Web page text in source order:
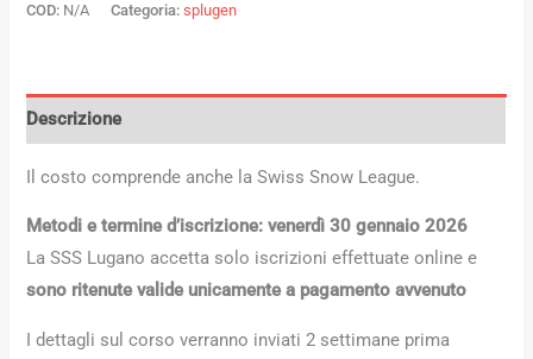
COD: N/A Categoria:splugen
Descrizione
Il costo comprende anche la Swiss Snow League.
Metodi e termine d’iscrizione: venerdì 30 gennaio 2026
La SSS Lugano accetta solo iscrizioni effettuate online e
sono ritenute valide unicamente a pagamento avvenuto
I dettagli sul corso verranno inviati 2 settimane prima